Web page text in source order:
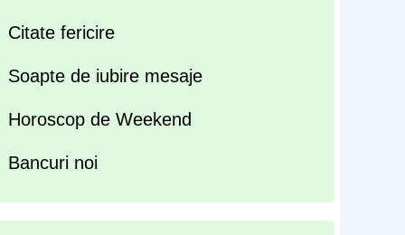
Citate fericire
Soapte de iubire mesaje
Horoscop de Weekend
Bancuri noi